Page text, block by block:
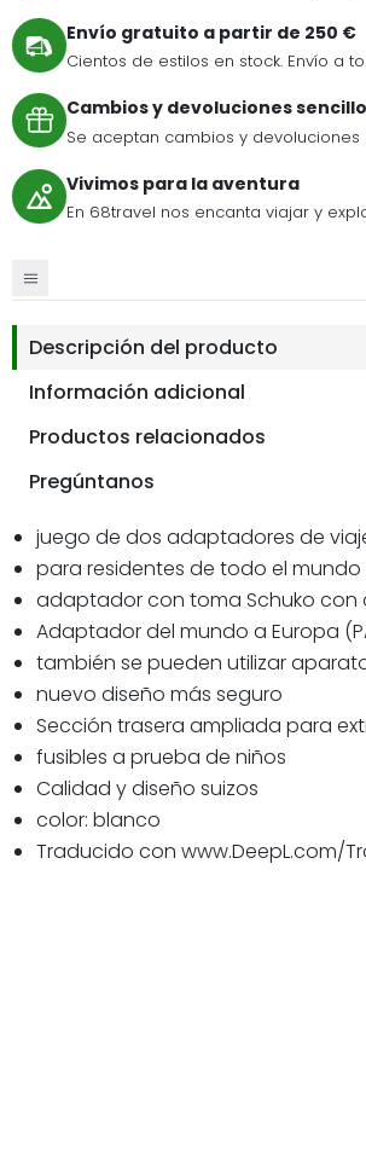
Envío gratuito a partir de 250 €
Cientos de estilos en stock. Envío a
Cambios y devoluciones
Se aceptan cambios y
Vivimos para la aventura
En 68travel nos encanta viajar y
Descripción del producto
Información adicional
Productos relacionados
Pregúntanos
juego de dos adaptadores de
para residentes de todo el mundo
adaptador con toma Schuko con
Adaptador del mundo a Europa
también se pueden utilizar
nuevo diseño más seguro
Sección trasera ampliada para
fusibles a prueba de niños
Calidad y diseño suizos
color: blanco
Traducido con www.DeepL.com/